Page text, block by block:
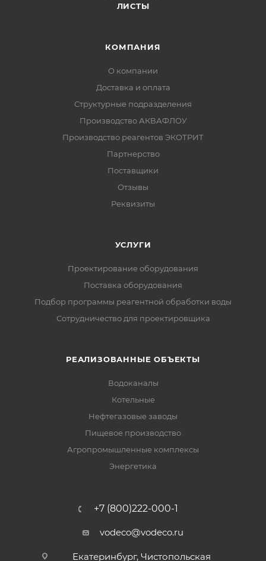
ЛИСТЫ
КОМПАНИЯ
О компании
Доставка и оплата
Структурные подразделения
Производство АКВАФЛОУ
Производство реагентов ЭКОТРИТ
Партнерство
Поставщики
Отзывы
Реквизиты
УСЛУГИ
Проектирование оборудования
Поставка оборудования
Подбор программы реагентной обработки воды
Сотрудничество для проектировщика
РЕАЛИЗОВАННЫЕ ОБЪЕКТЫ
Водоканалы
Котельные
Нефтегазовые заводы
Пищевое производство
Агропромышленные комплексы
Энергетика
+7 (800)222-000-1
vodeco@vodeco.ru
Екатеринбург, Чистопольская